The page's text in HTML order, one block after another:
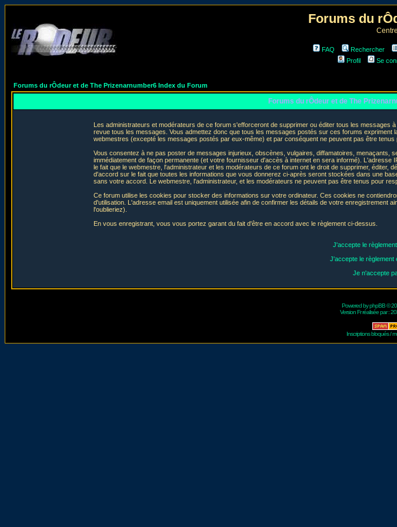
Forums du
FAQ Rechercher
Profil
Se
Forums du rÔdeur et de The Prizenarnumber6 Index du Forum
Forums du rÔdeur et de The
Les administrateurs et modérateurs de ce forum s'efforceront de supprimer ou éditer tous les
revue tous les messages. Vous admettez donc que tous les messages postés sur ces forums
webmestres (excepté les messages postés par eux-même) et par conséquent ne peuvent pas être tenus
Vous consentez à ne pas poster de messages injurieux, obscènes, vulgaires, diffamatoires, menaçants,
immédiatement de façon permanente (et votre fournisseur d'accès à internet en sera informé).
le fait que le webmestre, l'administrateur et les modérateurs de ce forum ont le droit de supprimer,
d'accord sur le fait que toutes les informations que vous donnerez ci-après seront stockées dans une
sans votre accord. Le webmestre, l'administrateur, et les modérateurs ne peuvent pas être tenus pour
Ce forum utilise les cookies pour stocker des informations sur votre ordinateur. Ces cookies ne
d'utilisation. L'adresse email est uniquement utilisée afin de confirmer les détails de votre
l'oublieriez).
En vous enregistrant, vous vous portez garant du fait d'être en accord avec le règlement ci-dessus.
J'accepte le
J'accepte le règlement
Je n'accepte
Powered byphpBB©
Version Fr réalisée par :
Inscriptions bloqués /